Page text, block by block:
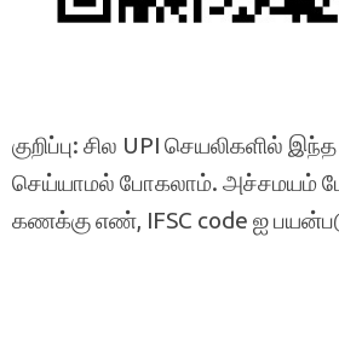
குறிப்பு: சில UPI செயலிகளில்
செய்யாமல் போகலாம். அச்சமயம்
கணக்கு எண், IFSC code ஐ